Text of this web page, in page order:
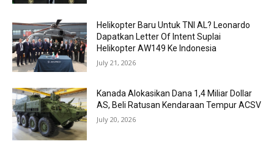
Helikopter Baru Untuk TNI AL? Leonardo
Dapatkan Letter Of Intent Suplai
Helikopter AW149 Ke Indonesia
July 21, 2026
Kanada Alokasikan Dana 1,4 Miliar Dollar
AS, Beli Ratusan Kendaraan Tempur ACSV
July 20, 2026